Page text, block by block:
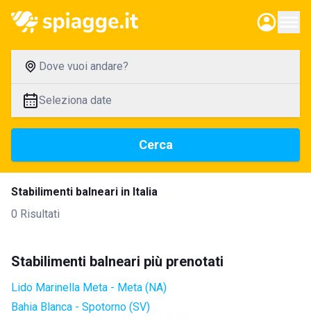
Dove vuoi andare?
Seleziona date
Cerca
Stabilimenti balneari in Italia
0 Risultati
Stabilimenti balneari più prenotati
Lido Marinella Meta - Meta (NA)
Bahia Blanca - Spotorno (SV)